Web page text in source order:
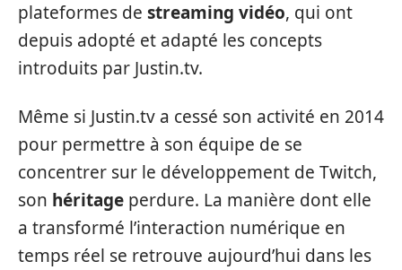
plateformes de streaming vidéo, qui ont
depuis adopté et adapté les concepts
introduits par Justin.tv.
Même si Justin.tv a cessé son activité en 2014
pour permettre à son équipe de se
concentrer sur le développement de Twitch,
son héritage perdure. La manière dont elle
a transformé l’interaction numérique en
temps réel se retrouve aujourd’hui dans les